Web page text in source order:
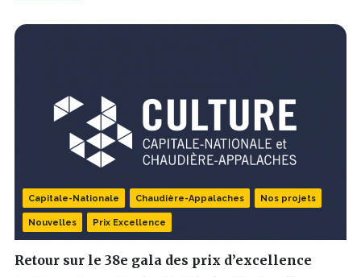
Capitale-Nationale Chaudière-Appalaches Nos projets
Nouvelles Prix Excellence
Retour sur le 38e gala des prix d’excellence